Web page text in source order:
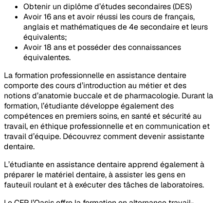
Obtenir un diplôme d’études secondaires (DES)
Avoir 16 ans et avoir réussi les cours de français,
anglais et mathématiques de 4e secondaire et leurs
équivalents;
Avoir 18 ans et posséder des connaissances
équivalentes.
La formation professionnelle en assistance dentaire
comporte des cours d’introduction au métier et des
notions d’anatomie buccale et de pharmacologie. Durant la
formation, l’étudiante développe également des
compétences en premiers soins, en santé et sécurité au
travail, en éthique professionnelle et en communication et
travail d’équipe. Découvrez comment devenir assistante
dentaire.
L’étudiante en assistance dentaire apprend également à
préparer le matériel dentaire, à assister les gens en
fauteuil roulant et à exécuter des tâches de laboratoires.